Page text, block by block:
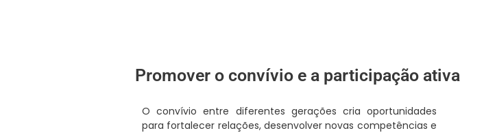
Promover o convívio e a participação ativa
O convívio entre diferentes gerações cria oportunidades
para fortalecer relações, desenvolver novas competências e